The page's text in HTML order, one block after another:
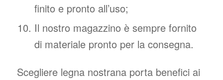
finito e pronto all’uso;
Il nostro magazzino è sempre fornito
di materiale pronto per la consegna.
Scegliere legna nostrana porta benefici ai